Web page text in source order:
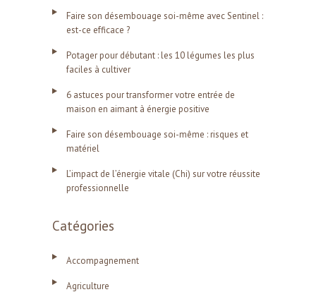
Faire son désembouage soi-même avec Sentinel :
est-ce efficace ?
Potager pour débutant : les 10 légumes les plus
faciles à cultiver
6 astuces pour transformer votre entrée de
maison en aimant à énergie positive
Faire son désembouage soi-même : risques et
matériel
L’impact de l’énergie vitale (Chi) sur votre réussite
professionnelle
Catégories
Accompagnement
Agriculture